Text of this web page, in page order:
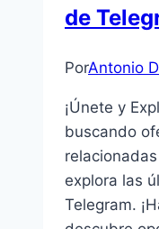
de
PorAntonio
¡Únete y
buscando
explora las
Telegram.